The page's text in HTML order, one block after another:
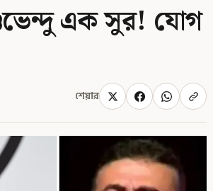
এক সুর! যোগ
শেয়ার